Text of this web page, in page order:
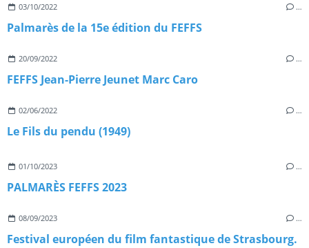
03/10/2022 …
Palmarès de la 15e édition du FEFFS
20/09/2022 …
FEFFS Jean-Pierre Jeunet Marc Caro
02/06/2022 …
Le Fils du pendu (1949)
01/10/2023 …
PALMARÈS FEFFS 2023
08/09/2023 …
Festival européen du film fantastique de Strasbourg.